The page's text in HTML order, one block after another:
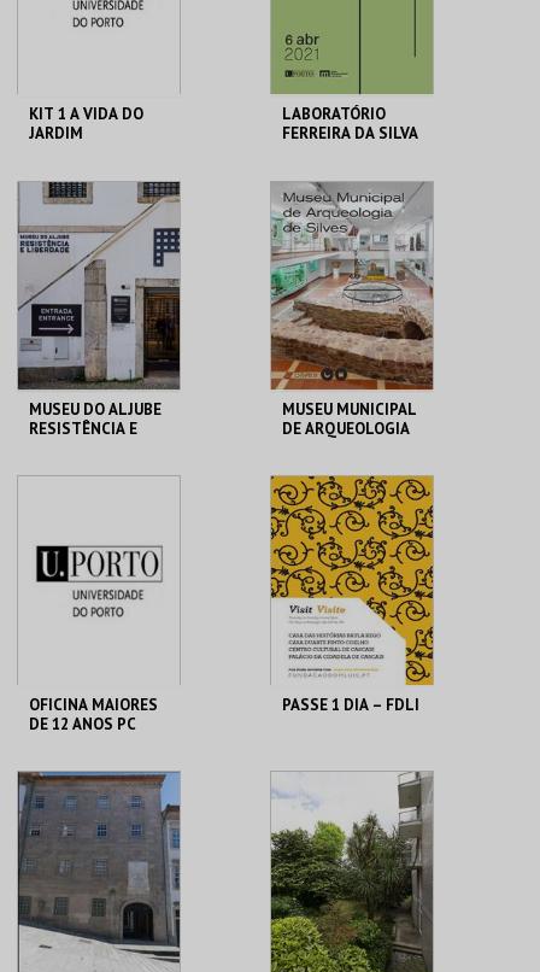
COMPRAR
KIT 1 A VIDA DO
JARDIM
GALERIA DA
BIODIVERSIDADE
MAIS INFO
COMPRAR
LABORATÓRIO
FERREIRA DA SILVA
MHNC-UP - POLO
CENTRAL
MAIS INFO
COMPRAR
MUSEU DO ALJUBE
RESISTÊNCIA E
MAIS INFO
COMPRAR
MUSEU MUNICIPAL
DE ARQUEOLOGIA
MUSEU MUNIC. ARQ.
SILVES
MAIS INFO
COMPRAR
OFICINA MAIORES
DE 12 ANOS PC
MHNC-UP - POLO
CENTRAL
MAIS INFO
COMPRAR
PASSE 1 DIA – FDLI
CENTRO CULTURAL
CASCAIS
MAIS INFO
COMPRAR